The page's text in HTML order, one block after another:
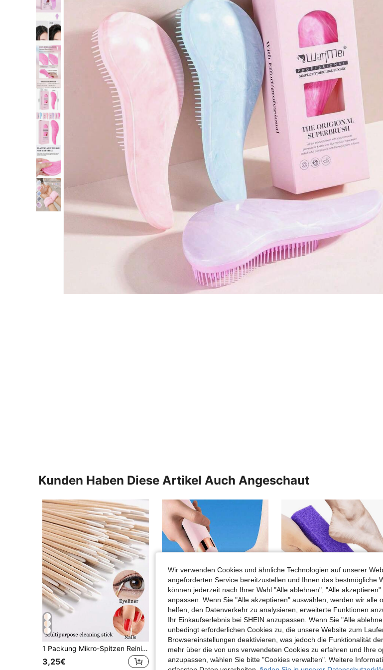
Kunden Haben Diese Artikel Auch Angeschaut
1 Packung Mikro-Spitzen Reinigungsstäbchen, Multifunktions-Schönheitsreinigungsstäbchen Q-Tip Applikator zum Verfeinern von Make-up-Fehlern, Nagelhautentferner, Entfernung von Hornhaut, Nagellackreinigung, DIY Heimnagelsalon Werkzeug, Nagelbedarf, Nagelwerkzeuge, Nagelkunst Werkzeuge, Schulbedarf, Nägel, Nagelwerkzeuge für Aufklebe-Nägel
3,25€
USB aufladbarer elektrischer Fuß Hornhautentferner, 2-Geschwindigkeiten, mit LED-Licht und Ersatzrolle, langanhaltend tragbarer Fußschrubber, geeignet für abgestorbene Haut, trockene/rissige harte Haut und Hornhaut, ideal für Zuhause und Reisen, perfektes Halloween/Weihnachtsgeschenk für Männer und Frauen, Selbstpflegegeschenk
#1 Bestseller in Reibbrett
1/4/8 Stücke lila Bimssteine, PU-Material, professionelle Peeling- und Scheuersteine, geeignet für
#4 Bestseller in Empfohlene Lieferanten für Haushaltsreinigungsm
Wir verwenden Cookies und ähnliche Technologien auf unserer
angeforderten Service bereitzustellen und Ihnen das bestmögliche
können jederzeit nach Ihrer Wahl "Alle ablehnen", "Alle
anpassen. Wenn Sie "Alle akzeptieren" auswählen, werden wir alle
helfen, den Datenverkehr zu analysieren, erweiterte Funktionen
Ihr Einkaufserlebnis bei SHEIN anzupassen. Wenn Sie "Alle
unbedingt erforderlichen Cookies zu, die unsere Website zum
Browsereinstellungen deaktivieren, was jedoch die Funktionalität
mehr über die von uns verwendeten Cookies zu erfahren und Ihre
anzupassen, wählen Sie bitte "Cookies verwalten". Weitere